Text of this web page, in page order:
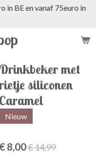
in BE en vanaf 75euro in
Drinkbeker met
rietje siliconen
Caramel
Nieuw
€ 8,00€ 14,99